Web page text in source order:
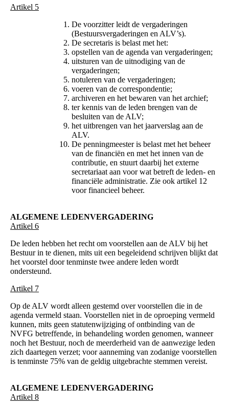
Artikel 5
De voorzitter leidt de vergaderingen
(Bestuursvergaderingen en ALV’s).
De secretaris is belast met het:
opstellen van de agenda van vergaderingen;
uitsturen van de uitnodiging van de
vergaderingen;
notuleren van de vergaderingen;
voeren van de correspondentie;
archiveren en het bewaren van het archief;
ter kennis van de leden brengen van de
besluiten van de ALV;
het uitbrengen van het jaarverslag aan de
ALV.
De penningmeester is belast met het beheer
van de financiën en met het innen van de
contributie, en stuurt daarbij het externe
secretariaat aan voor wat betreft de leden- en
financiële administratie. Zie ook artikel 12
voor financieel beheer.
ALGEMENE LEDENVERGADERING
Artikel 6
De leden hebben het recht om voorstellen aan de ALV bij het
Bestuur in te dienen, mits uit een begeleidend schrijven blijkt dat
het voorstel door tenminste twee andere leden wordt
ondersteund.
Artikel 7
Op de ALV wordt alleen gestemd over voorstellen die in de
agenda vermeld staan. Voorstellen niet in de oproeping vermeld
kunnen, mits geen statutenwijziging of ontbinding van de
NVFG betreffende, in behandeling worden genomen, wanneer
noch het Bestuur, noch de meerderheid van de aanwezige leden
zich daartegen verzet; voor aanneming van zodanige voorstellen
is tenminste 75% van de geldig uitgebrachte stemmen vereist.
ALGEMENE LEDENVERGADERING
Artikel 8